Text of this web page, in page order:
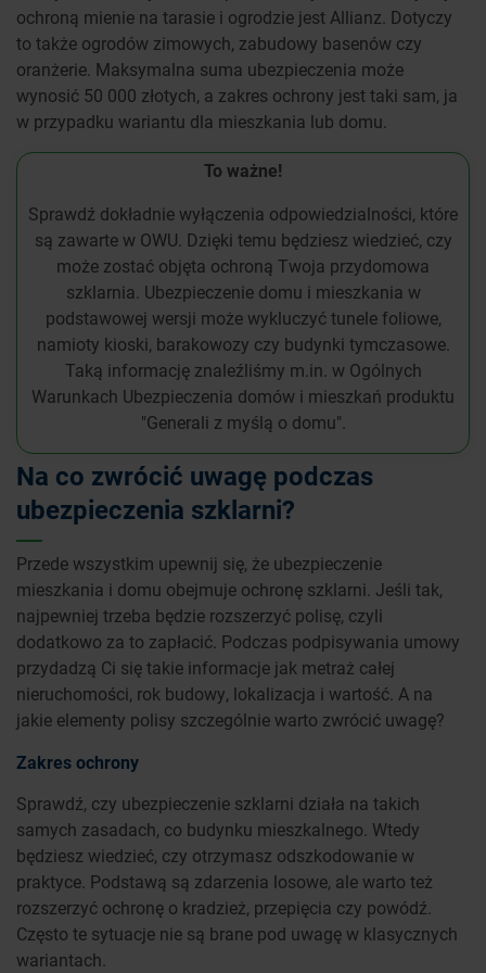
ochroną mienie na tarasie i ogrodzie jest Allianz. Dotyczy
to także ogrodów zimowych, zabudowy basenów czy
oranżerie. Maksymalna suma ubezpieczenia może
wynosić 50 000 złotych, a zakres ochrony jest taki sam, ja
w przypadku wariantu dla mieszkania lub domu.
To ważne!
Sprawdź dokładnie wyłączenia odpowiedzialności, które
są zawarte w OWU. Dzięki temu będziesz wiedzieć, czy
może zostać objęta ochroną Twoja przydomowa
szklarnia. Ubezpieczenie domu i mieszkania w
podstawowej wersji może wykluczyć tunele foliowe,
namioty kioski, barakowozy czy budynki tymczasowe.
Taką informację znaleźliśmy m.in. w Ogólnych
Warunkach Ubezpieczenia domów i mieszkań produktu
"Generali z myślą o domu".
Na co zwrócić uwagę podczas
ubezpieczenia szklarni?
Przede wszystkim upewnij się, że ubezpieczenie
mieszkania i domu obejmuje ochronę szklarni. Jeśli tak,
najpewniej trzeba będzie rozszerzyć polisę, czyli
dodatkowo za to zapłacić. Podczas podpisywania umowy
przydadzą Ci się takie informacje jak metraż całej
nieruchomości, rok budowy, lokalizacja i wartość. A na
jakie elementy polisy szczególnie warto zwrócić uwagę?
Zakres ochrony
Sprawdź, czy ubezpieczenie szklarni działa na takich
samych zasadach, co budynku mieszkalnego. Wtedy
będziesz wiedzieć, czy otrzymasz odszkodowanie w
praktyce. Podstawą są zdarzenia losowe, ale warto też
rozszerzyć ochronę o kradzież, przepięcia czy powódź.
Często te sytuacje nie są brane pod uwagę w klasycznych
wariantach.